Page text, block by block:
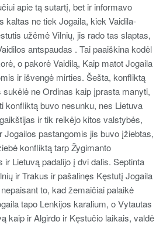
apie tą sutartį, bet ir informavo
kaltas ne tiek Jogaila, kiek Vaidila-
užėmė Vilnių, jis rado tas slaptas,
antspaudas . Tai paaiškina kodėl
o pakorė Vaidilą, Kaip matot Jogaila
ir išvengė mirties. Šešta, konfliktą
ne Ordinas kaip įprasta manyti,
konfliktą buvo nesunku, nes Lietuva
ir tik reikėjo kitos valstybės,
Jogailos pastangomis jis buvo įžiebtas,
konfliktą tarp Žygimanto
ir Lietuvą padalijo į dvi dalis. Septinta
ir Trakus ir pašalinęs Kęstutį Jogaila
to, kad žemaičiai palaikė
tapo Lenkijos karalium, o Vytautas
kaip ir Algirdo ir Kęstučio laikais, valdė